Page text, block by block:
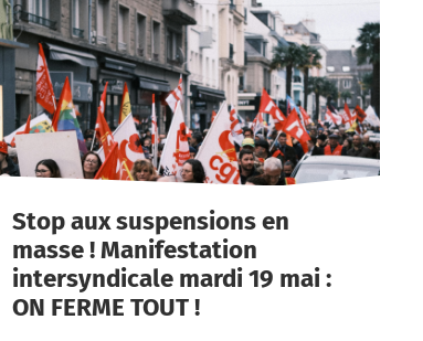
Stop aux suspensions en
masse ! Manifestation
intersyndicale mardi 19 mai :
ON FERME TOUT !